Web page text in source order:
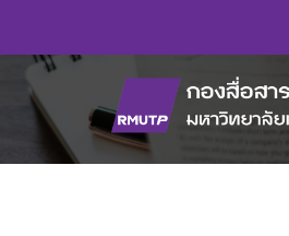
content